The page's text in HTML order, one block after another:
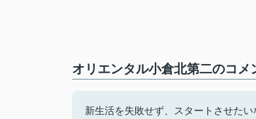
オリエンタル小倉北第二のコメ
新生活を失敗せず、スタートさせた